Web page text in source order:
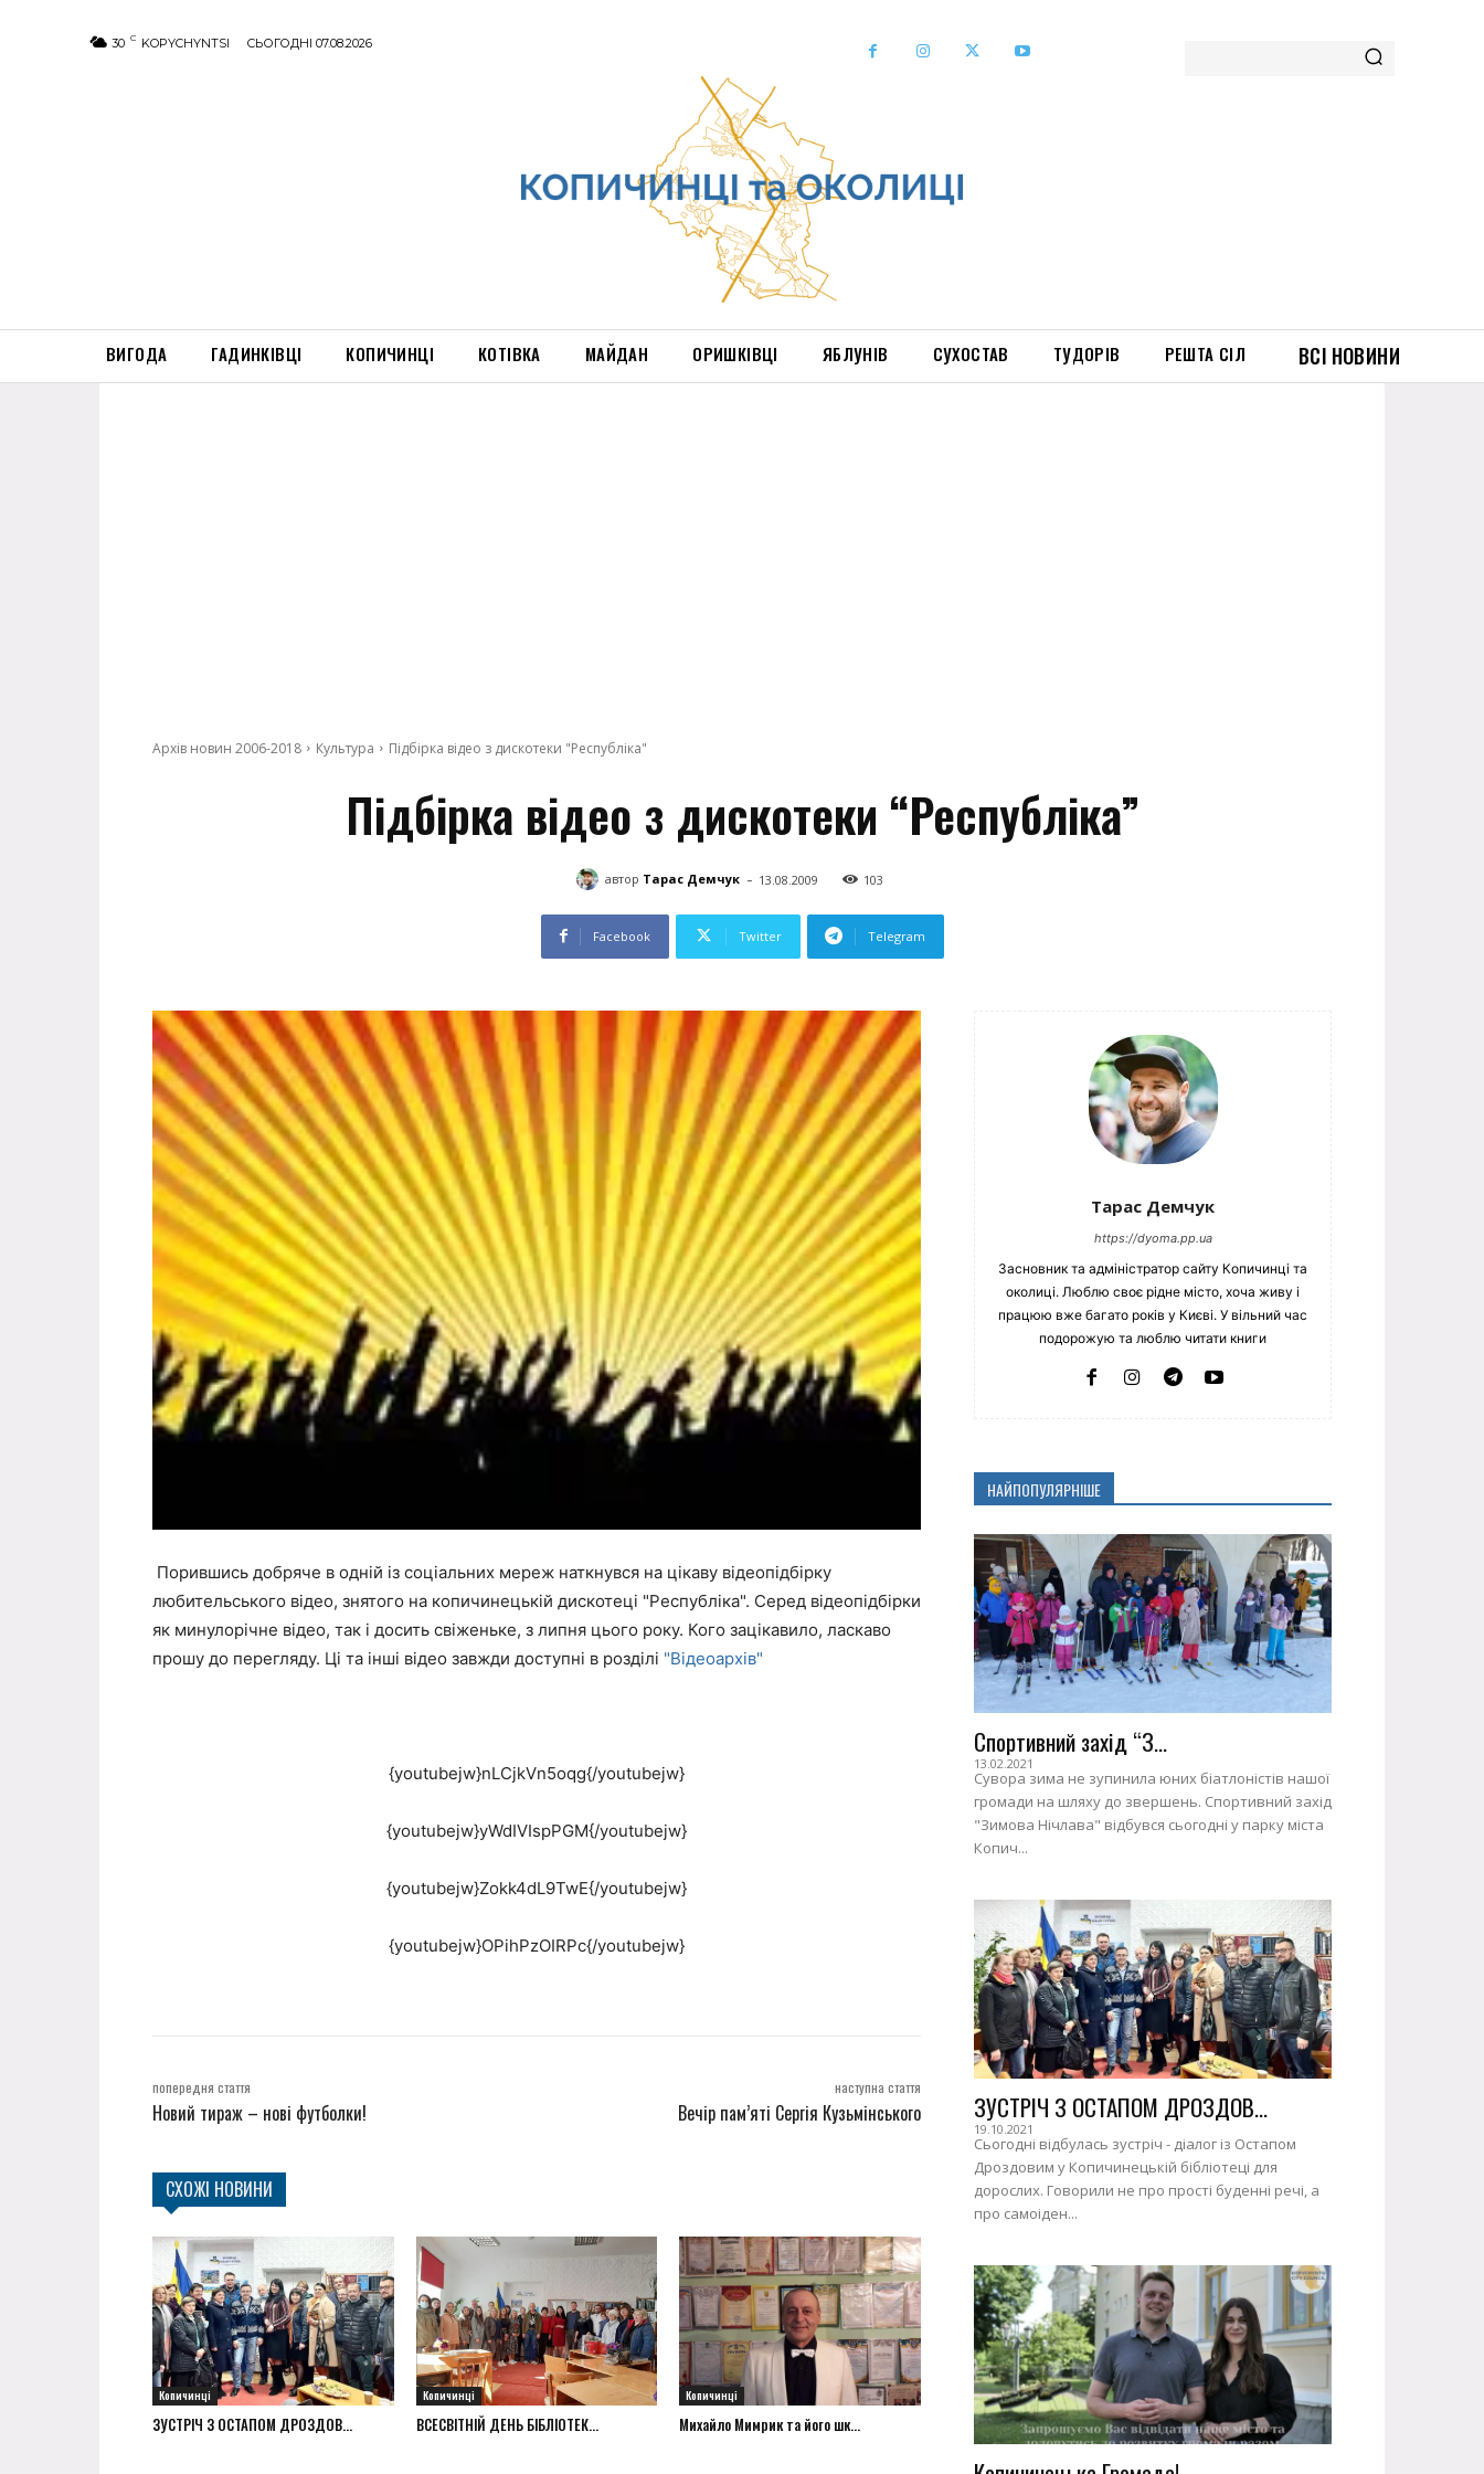
30 C KOPYCHYNTSI СЬОГОДНІ 07.08.2026
ВИГОДА ГАДИНКІВЦІ КОПИЧИНЦІ КОТІВКА МАЙДАН ОРИШКІВЦІ ЯБЛУНІВ СУХОСТАВ ТУДОРІВ РЕШТА СІЛ ВСІ НОВИНИ
Архів новин 2006-2018 Культура Підбірка відео з дискотеки "Республіка"
Підбірка відео з дискотеки “Республіка”
автор Тарас Демчук - 13.08.2009 103
Facebook Twitter Telegram
Порившись добряче в одній із соціальних мереж наткнувся на цікаву відеопідбірку
любительського відео, знятого на копичинецькій дискотеці "Республіка". Серед відеопідбірки
як минулорічне відео, так і досить свіженьке, з липня цього року. Кого зацікавило, ласкаво
прошу до перегляду. Ці та інші відео завжди доступні в розділі "Відеоархів"
{youtubejw}nLCjkVn5oqg{/youtubejw}
{youtubejw}yWdIVIspPGM{/youtubejw}
{youtubejw}Zokk4dL9TwE{/youtubejw}
{youtubejw}OPihPzOIRPc{/youtubejw}
попередня стаття
Новий тираж – нові футболки!
наступна стаття
Вечір пам’яті Сергія Кузьмінського
СХОЖІ НОВИНИ
Копичинці
ЗУСТРІЧ З ОСТАПОМ ДРОЗДОВ...
Копичинці
ВСЕСВІТНІЙ ДЕНЬ БІБЛІОТЕК...
Копичинці
Михайло Мимрик та його шк...
Тарас Демчук
https://dyoma.pp.ua
Засновник та адміністратор сайту Копичинці та
околиці. Люблю своє рідне місто, хоча живу і
працюю вже багато років у Києві. У вільний час
подорожую та люблю читати книги
НАЙПОПУЛЯРНІШЕ
Спортивний захід “З...
13.02.2021
Сувора зима не зупинила юних біатлоністів нашої
громади на шляху до звершень. Спортивний захід
"Зимова Нічлава" відбувся сьогодні у парку міста
Копич...
ЗУСТРІЧ З ОСТАПОМ ДРОЗДОВ...
19.10.2021
Сьогодні відбулась зустріч - діалог із Остапом
Дроздовим у Копичинецькій бібліотеці для
дорослих. Говорили не про прості буденні речі, а
про самоіден...